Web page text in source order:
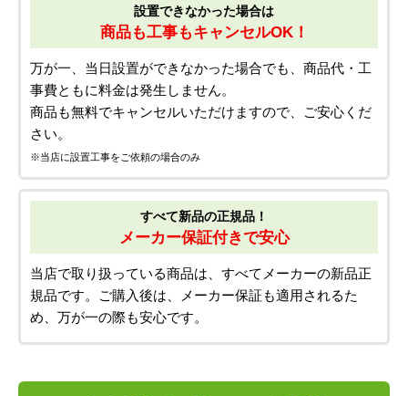
設置できなかった場合は
商品も工事もキャンセルOK！
万が一、当日設置ができなかった場合でも、商品代・工
事費ともに料金は発生しません。
商品も無料でキャンセルいただけますので、ご安心くだ
さい。
※当店に設置工事をご依頼の場合のみ
すべて新品の正規品！
メーカー保証付きで安心
当店で取り扱っている商品は、すべてメーカーの新品正
規品です。ご購入後は、メーカー保証も適用されるた
め、万が一の際も安心です。